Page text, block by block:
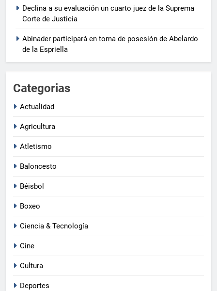
Declina a su evaluación un cuarto juez de la Suprema
Corte de Justicia
Abinader participará en toma de posesión de Abelardo
de la Espriella
Categorias
Actualidad
Agricultura
Atletismo
Baloncesto
Béisbol
Boxeo
Ciencia & Tecnología
Cine
Cultura
Deportes